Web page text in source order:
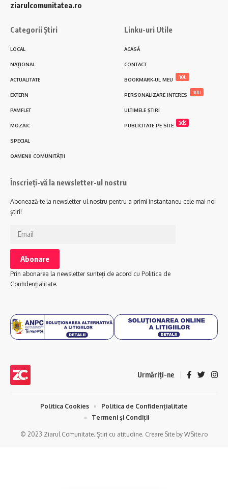
ziarulcomunitatea.ro
Categorii Știri
LOCAL
NAȚIONAL
ACTUALITATE
EXTERN
PAMFLET
MOZAIC
SPECIAL
OAMENII COMUNITĂȚII
Linku-uri Utile
ACASĂ
CONTACT
BOOKMARK-UL MEU nou
PERSONALIZARE INTERES nou
ULTIMELE ȘTIRI
PUBLICITATE PE SITE ads
Înscrieți-vă la newsletter-ul nostru
Abonează-te la newsletter-ul nostru pentru a primi instantaneu cele mai noi
știri!
Prin abonarea la newsletter sunteți de acord cu Politica de
Confidențialitate.
Urmăriți-ne
© 2023 Ziarul Comunitate. Știri cu atitudine. Creare Site by WSite.ro
Politica Cookies
Politica de Confidențialitate
Termeni și Condiții